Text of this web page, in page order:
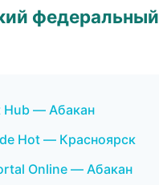
федеральный
— Абакан
Hot — Красноярск
Online — Абакан